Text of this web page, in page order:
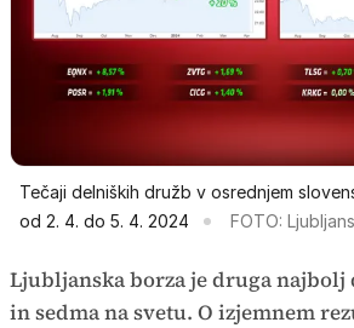
Tečaji delniških družb v osrednjem
od 2. 4. do 5. 4. 2024
FOTO:
Ljubljanska borza je druga najbolj
in sedma na svetu. O izjemnem